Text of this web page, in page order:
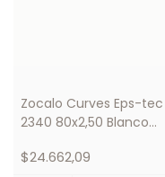
Zocalo Curves Eps-tec
2340 80x2,50 Blanco
$24.662,09